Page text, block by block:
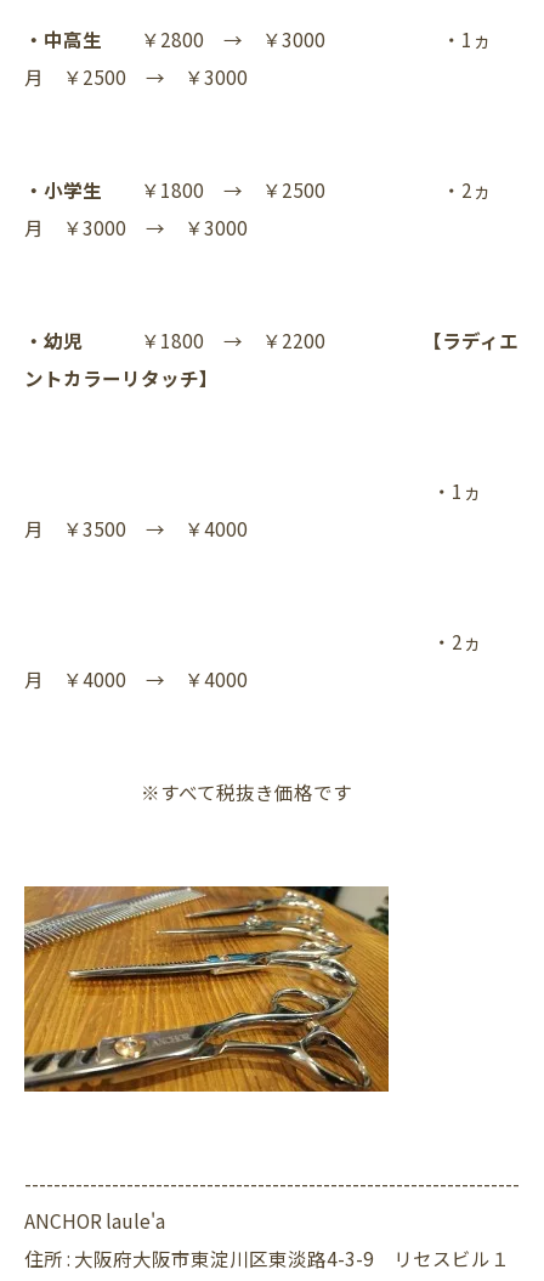
・中高生 ￥2800 → ￥3000 ・1ヵ
月 ￥2500 → ￥3000
・小学生
￥1800 → ￥2500 ・2ヵ
月 ￥3000 → ￥3000
・幼児 ￥1800 → ￥2200
【ラディエ
ントカラーリタッチ】
・1ヵ
月 ￥3500 → ￥4000
・2ヵ
月 ￥4000 → ￥4000
※すべて税抜き価格です
--------------------------------------------------------------------
ANCHOR laule'a
住所 : 大阪府大阪市東淀川区東淡路4-3-9 リセスビル１